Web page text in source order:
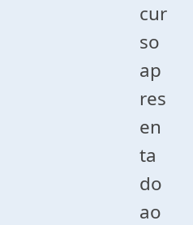
cur
so
ap
res
en
ta
do
ao